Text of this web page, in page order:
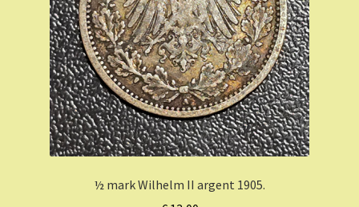
½ mark Wilhelm II argent 1905.